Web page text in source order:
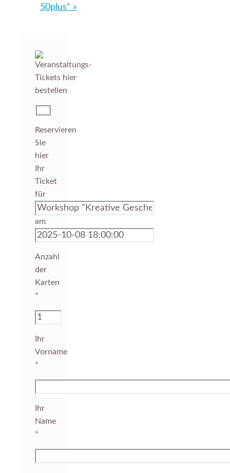
50plus“ »
Reservieren
Sie
hier
Ihr
Ticket
für
am
Anzahl
der
Karten
*
Ihr
Vorname
*
Ihr
Name
*